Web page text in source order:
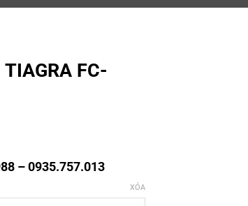
FC-
– 0935.757.013
XÓA